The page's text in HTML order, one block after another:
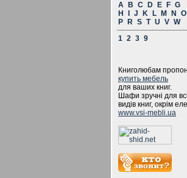
A
B C D E F G
H
J K L M N
O
P
R S T U V W
1 2 3 9
Книголюбам
купить мебель
для ваших книг.
Шафи зручні для
видів книг, окрім
www.vsi-mebli.ua